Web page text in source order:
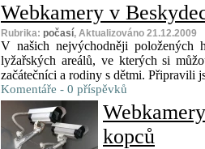
Webkamery v
Rubrika: počasí, Aktualizováno 21.12.2009
V našich nejvýchodněji položených
lyžařských areálů, ve kterých si
začátečníci a rodiny s dětmi. Připravili
Komentáře - 0 příspěvků
kopců